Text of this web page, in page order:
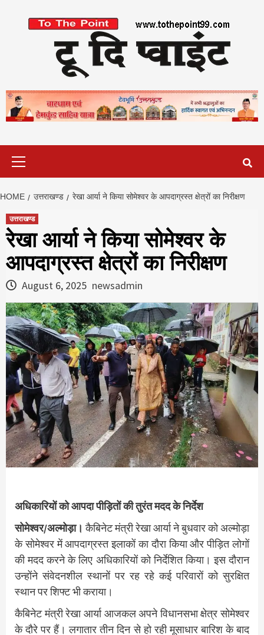
HOME उत्तराखण्ड रेखा आर्या ने किया सोमेश्वर के आपदाग्रस्त क्षेत्रों का निरीक्षण
उत्तराखण्ड
रेखा आर्या ने किया सोमेश्वर के
आपदाग्रस्त क्षेत्रों का निरीक्षण
August 6, 2025 newsadmin
अधिकारियों को आपदा पीड़ितों की तुरंत मदद के निर्देश
सोमेश्वर/अल्मोड़ा। कैबिनेट मंत्री रेखा आर्या ने बुधवार को अल्मोड़ा
के सोमेश्वर में आपदाग्रस्त इलाकों का दौरा किया और पीड़ित लोगों
की मदद करने के लिए अधिकारियों को निर्देशित किया। इस दौरान
उन्होंने संवेदनशील स्थानों पर रह रहे कई परिवारों को सुरक्षित
स्थान पर शिफ्ट भी कराया।
कैबिनेट मंत्री रेखा आर्या आजकल अपने विधानसभा क्षेत्र सोमेश्वर
के दौरे पर हैं। लगातार तीन दिन से हो रही मूसाधार बारिश के बाद